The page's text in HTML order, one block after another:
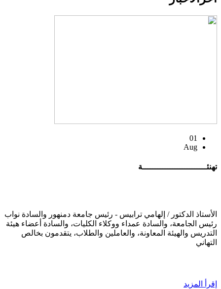
01
Aug
تهنئــــــــــــــــــــــــــة
الأستاذ الدكتور / إلهامي ترابيس - رئيس جامعة دمنهور والسادة نواب
رئيس الجامعة، والسادة عمداء ووكلاء الكليات، والسادة أعضاء هيئة
التدريس والهيئة المعاونة، والعاملين والطلاب، يتقدمون بخالص
التهاني
إقرأ المزيد